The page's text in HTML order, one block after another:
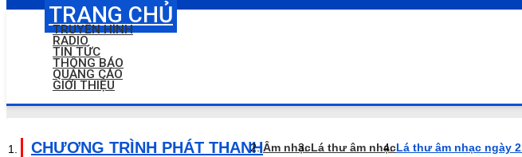
TRANG CHỦ
TRUYỀN HÌNH
RADIO
TIN TỨC
THÔNG BÁO
QUẢNG CÁO
GIỚI THIỆU
CHƯƠNG TRÌNH PHÁT THANHÂm nhạcLá thư âm nhạcLá thư âm nhạc ngày